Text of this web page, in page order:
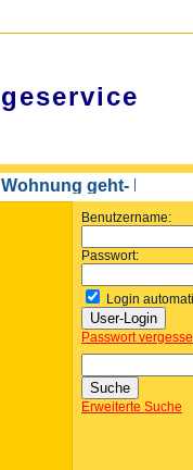
geht-
Benutzername:
Passwort:
Login
Passwort
Erweiterte Suche